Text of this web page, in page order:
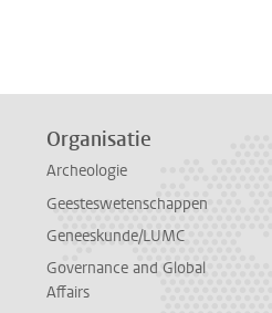
Organisatie
Archeologie
Geesteswetenschappen
Geneeskunde/LUMC
Governance and Global
Affairs